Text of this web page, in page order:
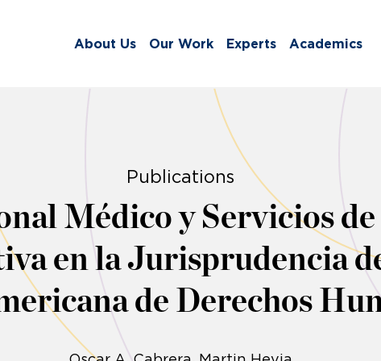
About Us Our Work Experts Academics
Publications
Médico y Servicios de
en la Jurisprudencia
de Derechos